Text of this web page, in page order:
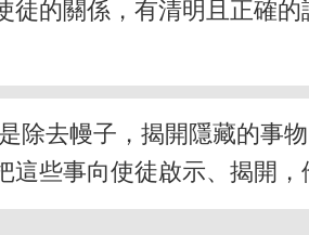
徒的關係，有清明且正確
除去幔子，揭開隱藏的事
些事向使徒啟示、揭開，